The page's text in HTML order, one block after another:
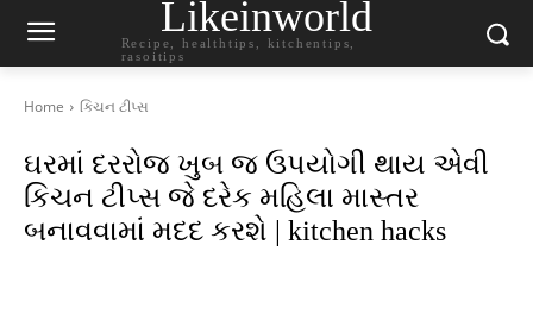
Likeinworld
Recipe, healthtips, kitchentips,
rasoitips
Home કિચન ટીપ્સ
ઘરમાં દરરોજ ખુબ જ ઉપયોગી થાય એવી
કિચન ટીપ્સ જે દરેક મહિલા માસ્તર
બનાવવામાં મદદ કરશે | kitchen hacks